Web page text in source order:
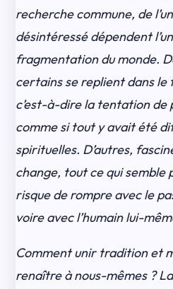
recherche commune, de
désintéressé dépendent
fragmentation du monde.
certains se replient dans le
c’est-à-dire la tentation de
comme si tout y avait été
spirituelles. D’autres,
change, tout ce qui semble
risque de rompre avec le
voire avec l’humain lui-
Comment unir tradition et
renaître à nous-mêmes ?